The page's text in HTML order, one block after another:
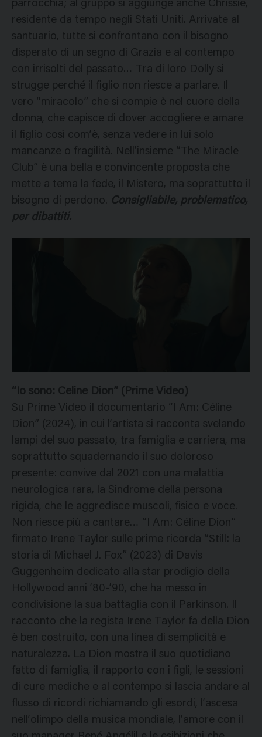
parrocchia; al gruppo si aggiunge anche Chrissie,
residente da tempo negli Stati Uniti. Arrivate al
santuario, tutte si confrontano con il bisogno
disperato di un segno di Grazia e al contempo
con irrisolti del passato… Tra di loro Dolly si
strugge perché il figlio non riesce a parlare. Il
vero “miracolo” che si compie è nel cuore della
donna, che capisce di dover accogliere e amare
il figlio così com’è, senza vedere in lui solo
mancanze o fragilità. Nell’insieme “The Miracle
Club” è una bella e convincente proposta che
mette a tema la fede, il Mistero, ma soprattutto il
bisogno di perdono. Consigliabile, problematico,
per dibattiti.
“Io sono: Celine Dion” (Prime Video)
Su Prime Video il documentario “I Am: Céline
Dion” (2024), in cui l’artista si racconta svelando
lampi del suo passato, tra famiglia e carriera, ma
soprattutto squadernando il suo doloroso
presente: convive dal 2021 con una malattia
neurologica rara, la Sindrome della persona
rigida, che le aggredisce muscoli, fisico e voce.
Non riesce più a cantare… “I Am: Céline Dion”
firmato Irene Taylor sulle prime ricorda “Still: la
storia di Michael J. Fox” (2023) di Davis
Guggenheim dedicato alla star prodigio della
Hollywood anni ’80-’90, che ha messo in
condivisione la sua battaglia con il Parkinson. Il
racconto che la regista Irene Taylor fa della Dion
è ben costruito, con una linea di semplicità e
naturalezza. La Dion mostra il suo quotidiano
fatto di famiglia, il rapporto con i figli, le sessioni
di cure mediche e al contempo si lascia andare al
flusso di ricordi richiamando gli esordi, l’ascesa
nell’olimpo della musica mondiale, l’amore con il